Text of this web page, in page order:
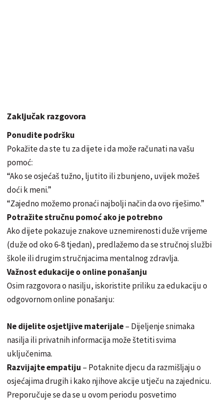
Zaključak razgovora
Ponudite podršku
Pokažite da ste tu za dijete i da može računati na vašu
pomoć:
“Ako se osjećaš tužno, ljutito ili zbunjeno, uvijek možeš
doći k meni.”
“Zajedno možemo pronaći najbolji način da ovo riješimo.”
Potražite stručnu pomoć ako je potrebno
Ako dijete pokazuje znakove uznemirenosti duže vrijeme
(duže od oko 6-8 tjedan), predlažemo da se stručnoj službi
škole ili drugim stručnjacima mentalnog zdravlja.
Važnost edukacije o online ponašanju
Osim razgovora o nasilju, iskoristite priliku za edukaciju o
odgovornom online ponašanju:
Ne dijelite osjetljive materijale– Dijeljenje snimaka
nasilja ili privatnih informacija može štetiti svima
uključenima.
Razvijajte empatiju – Potaknite djecu da razmišljaju o
osjećajima drugih i kako njihove akcije utječu na zajednicu.
Preporučuje se da se u ovom periodu posvetimo